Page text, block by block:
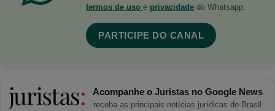
termos de uso e privacidade do Whatsapp.
PARTICIPE DO CANAL
Acompanhe o Juristas no Google News
receba as principais notícias jurídicas do Brasil